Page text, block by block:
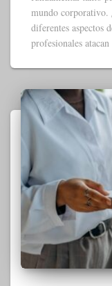
mundo corporativo.
diferentes aspectos
profesionales atacan